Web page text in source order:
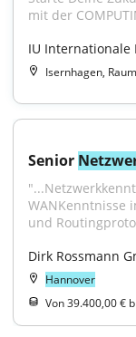
mit der
IU Internationale
Isernhagen, Raum
Senior
WANKenntnisse
und
Dirk Rossmann
Hannover
Von 39.400,00 €